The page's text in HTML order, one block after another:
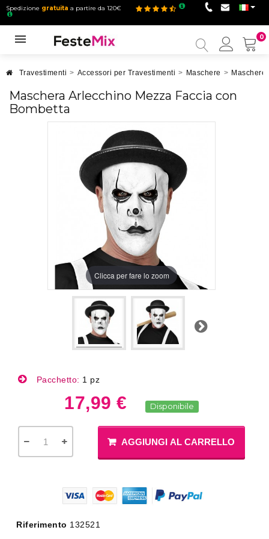
Spedizione gratuita a partire da 120€
0
mio
Travestimenti > Accessori per Travestimenti > Maschere >
Maschera Arlecchino Mezza Faccia con
Bombetta
Clicca per fare lo zoom
Successivo
Pacchetto: 1 pz
17,99 € Disponibile
AGGIUNGI AL CARRELLO
Riferimento 132521